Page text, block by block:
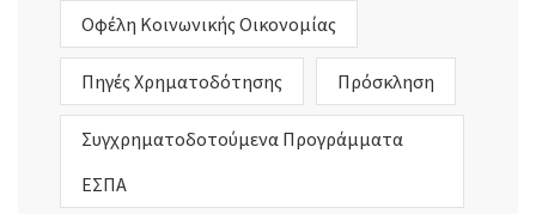
Οφέλη Κοινωνικής Οικονομίας
Πηγές Χρηματοδότησης Πρόσκληση
Συγχρηματοδοτούμενα Προγράμματα
ΕΣΠΑ